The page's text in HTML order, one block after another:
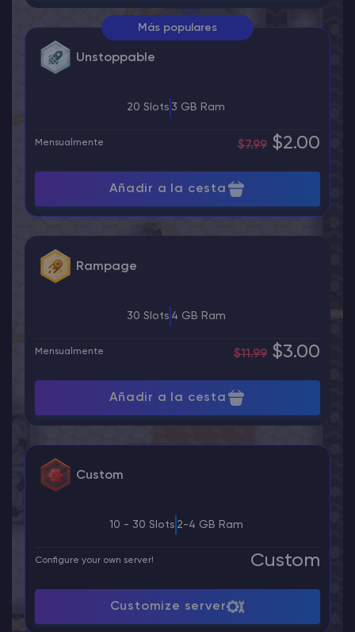
Más populares
Unstoppable
20 Slots 3 GB Ram
Mensualmente $7.99 $2.00
Añadir a la cesta
Rampage
30 Slots 4 GB Ram
Mensualmente $11.99 $3.00
Añadir a la cesta
Custom
10 - 30 Slots 2-4 GB Ram
Configure your own server! Custom
Customize server